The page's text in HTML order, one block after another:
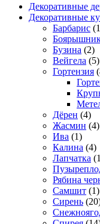
Декоративные
Декоративные
Барбарис
Бузина (2)
Вейгела (5)
Гортензия
Дёрен (4)
Жасмин (4)
Ива (1)
Калина (4)
Лапчатка
Рябина
Самшит (1)
Сирень